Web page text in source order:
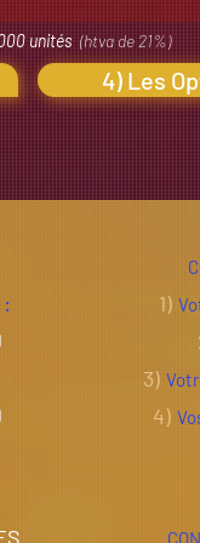
unités (htva de 21%)
4) Les
:
1)
3)
4)